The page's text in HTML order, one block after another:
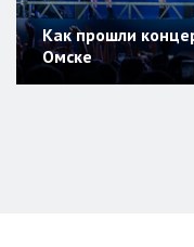
Как прошли
Омске